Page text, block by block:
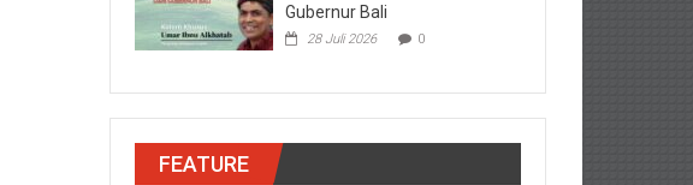
Gubernur Bali
28 Juli 2026 0
FEATURE